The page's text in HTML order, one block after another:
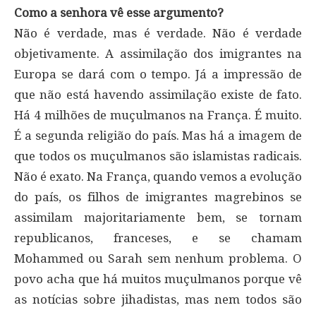
Como a senhora vê esse argumento?
Não é verdade, mas é verdade. Não é verdade
objetivamente. A assimilação dos imigrantes na
Europa se dará com o tempo. Já a impressão de
que não está havendo assimilação existe de fato.
Há 4 milhões de muçulmanos na França. É muito.
É a segunda religião do país. Mas há a imagem de
que todos os muçulmanos são islamistas radicais.
Não é exato. Na França, quando vemos a evolução
do país, os filhos de imigrantes magrebinos se
assimilam majoritariamente bem, se tornam
republicanos, franceses, e se chamam
Mohammed ou Sarah sem nenhum problema. O
povo acha que há muitos muçulmanos porque vê
as notícias sobre jihadistas, mas nem todos são